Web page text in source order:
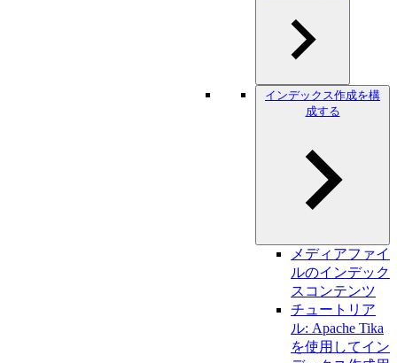
インデックス作成を構
成する
メディアファイ
ルのインデック
スコンテンツ
チュートリア
ル: Apache Tika
を使用してイン